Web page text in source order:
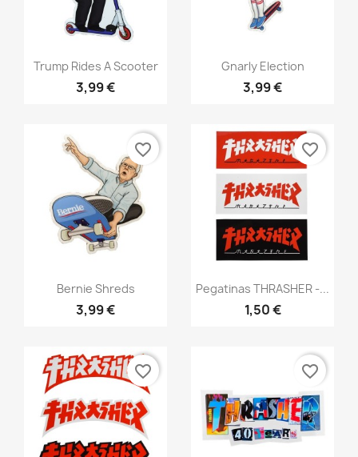
Anteprima
Trump Rides A Scooter
3,99 €
Anteprima
Gnarly Election
3,99 €
Anteprima
Bernie Shreds
3,99 €
favorite_border
Anteprima
Pegatinas THRASHER -...
1,50 €
favorite_border
favorite_border favorite_border